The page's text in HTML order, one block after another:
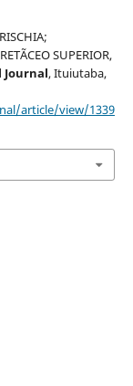
SUPERIOR,
Journal, Ituiutaba,
article/view/1339